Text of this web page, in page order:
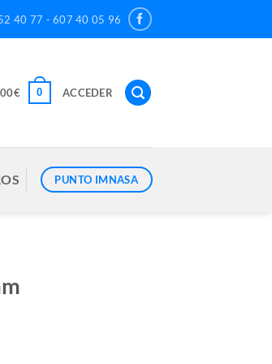
40 77 - 607 40 05 96
€ 0 ACCEDER
PUNTO IMNASA